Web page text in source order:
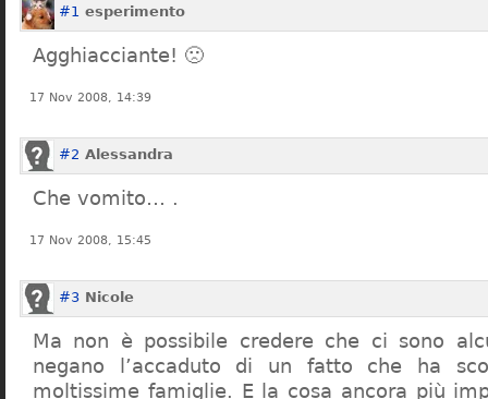
#1 esperimento
Agghiacciante! 🙁
17 Nov 2008, 14:39
#2 Alessandra
Che vomito… .
17 Nov 2008, 15:45
#3 Nicole
Ma non è possibile credere che ci sono
negano l’accaduto di un fatto che ha
moltissime famiglie. E la cosa ancora più